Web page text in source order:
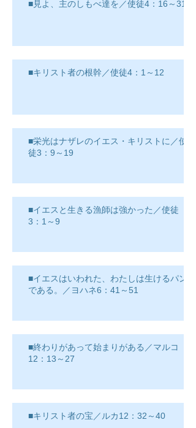
■見よ、主のしもべ達を／使徒4：16～31
■キリスト者の根幹／使徒4：1～12
■栄光はナザレのイエス・キリストに／使
徒3：9～19
■イエスと生きる漁師は強かった／使徒
3：1～9
■イエスはいわれた、わたしは生けるパン
である。／ヨハネ6：41～51
■終わりがあって始まりがある／マルコ
12：13～27
■キリスト者の宝／ルカ12：32～40